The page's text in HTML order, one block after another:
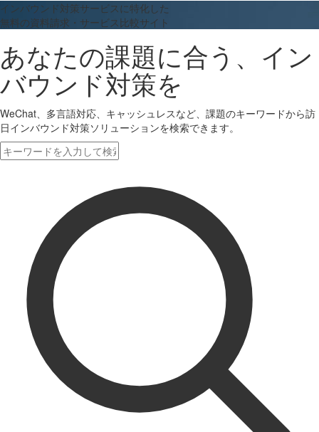
インバウンド対策サービスに特化した
無料の資料請求・サービス比較サイト
あなたの課題に合う、イン
バウンド対策を
WeChat、多言語対応、キャッシュレスなど、課題のキーワードから訪
日インバウンド対策ソリューションを検索できます。